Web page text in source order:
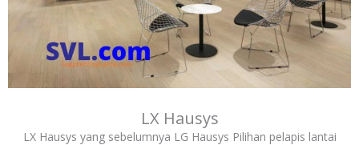
LX Hausys
LX Hausys yang sebelumnya LG Hausys Pilihan pelapis lantai